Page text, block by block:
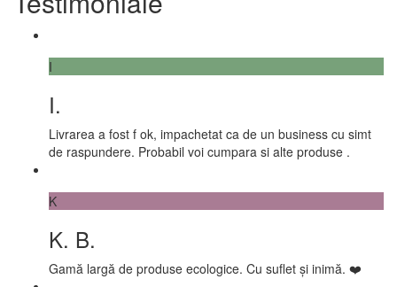
I
I.
Livrarea a fost f ok, impachetat ca de un business cu simt
de raspundere. Probabil voi cumpara si alte produse .
K
K. B.
Gamă largă de produse ecologice. Cu suflet și inimă. ❤️